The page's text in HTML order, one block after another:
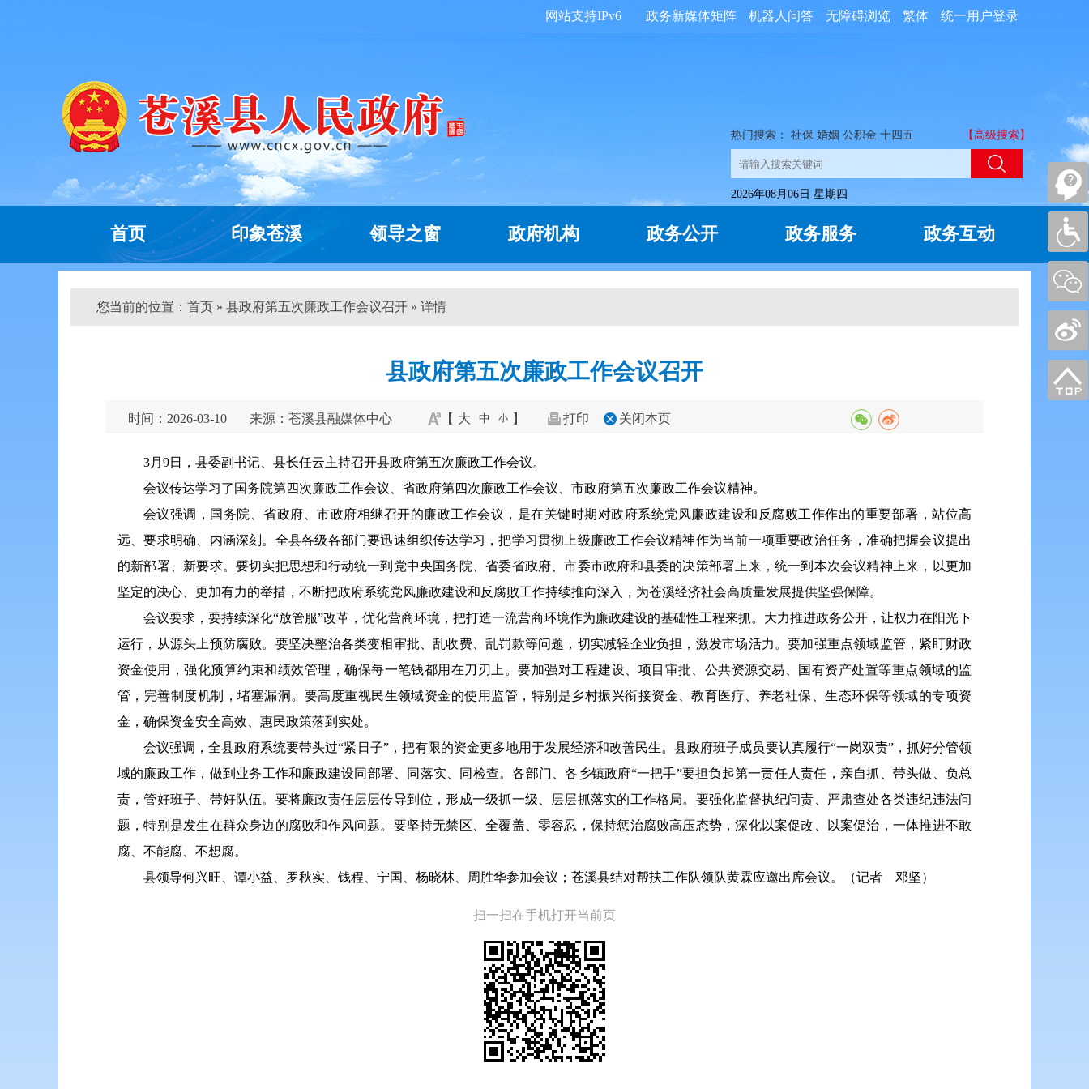
统一用户登录
繁体
无障碍浏览
机器人问答
政务新媒体矩阵
网站支持IPv6
热门搜索： 社保 婚姻 公积金 十四五 【高级搜索】
2026年08月06日 星期四
首页 印象苍溪 领导之窗 政府机构 政务公开 政务服务 政务互动
您当前的位置： 首页 » 县政府第五次廉政工作会议召开 » 详情
县政府第五次廉政工作会议召开
时间：2026-03-10 来源：苍溪县融媒体中心 【 大 中 小 】 打印 关闭本页
3月9日，县委副书记、县长任云主持召开县政府第五次廉政工作会议。
会议传达学习了国务院第四次廉政工作会议、省政府第四次廉政工作会议、市政府第五次廉政工作会议精神。
会议强调，国务院、省政府、市政府相继召开的廉政工作会议，是在关键时期对政府系统党风廉政建设和反腐败工作作出的重要部署，站位高
远、要求明确、内涵深刻。全县各级各部门要迅速组织传达学习，把学习贯彻上级廉政工作会议精神作为当前一项重要政治任务，准确把握会议提出
的新部署、新要求。要切实把思想和行动统一到党中央国务院、省委省政府、市委市政府和县委的决策部署上来，统一到本次会议精神上来，以更加
坚定的决心、更加有力的举措，不断把政府系统党风廉政建设和反腐败工作持续推向深入，为苍溪经济社会高质量发展提供坚强保障。
会议要求，要持续深化“放管服”改革，优化营商环境，把打造一流营商环境作为廉政建设的基础性工程来抓。大力推进政务公开，让权力在阳光下
运行，从源头上预防腐败。要坚决整治各类变相审批、乱收费、乱罚款等问题，切实减轻企业负担，激发市场活力。要加强重点领域监管，紧盯财政
资金使用，强化预算约束和绩效管理，确保每一笔钱都用在刀刃上。要加强对工程建设、项目审批、公共资源交易、国有资产处置等重点领域的监
管，完善制度机制，堵塞漏洞。要高度重视民生领域资金的使用监管，特别是乡村振兴衔接资金、教育医疗、养老社保、生态环保等领域的专项资
金，确保资金安全高效、惠民政策落到实处。
会议强调，全县政府系统要带头过“紧日子”，把有限的资金更多地用于发展经济和改善民生。县政府班子成员要认真履行“一岗双责”，抓好分管领
域的廉政工作，做到业务工作和廉政建设同部署、同落实、同检查。各部门、各乡镇政府“一把手”要担负起第一责任人责任，亲自抓、带头做、负总
责，管好班子、带好队伍。要将廉政责任层层传导到位，形成一级抓一级、层层抓落实的工作格局。要强化监督执纪问责、严肃查处各类违纪违法问
题，特别是发生在群众身边的腐败和作风问题。要坚持无禁区、全覆盖、零容忍，保持惩治腐败高压态势，深化以案促改、以案促治，一体推进不敢
腐、不能腐、不想腐。
县领导何兴旺、谭小益、罗秋实、钱程、宁国、杨晓林、周胜华参加会议；苍溪县结对帮扶工作队领队黄霖应邀出席会议。
（记者 邓坚）
扫一扫在手机打开当前页